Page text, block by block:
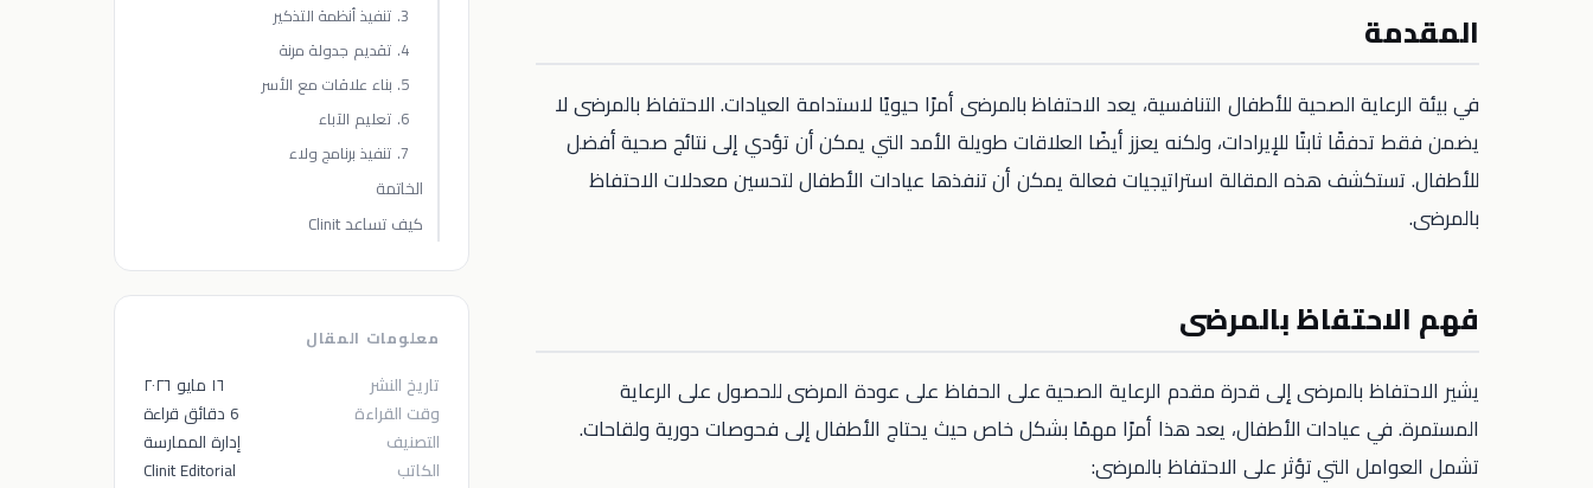
المقدمة
في بيئة الرعاية الصحية للأطفال التنافسية، يعد الاحتفاظ بالمرضى أمرًا حيويًا لاستدامة العيادات. الاحتفاظ بالمرضى لا
يضمن فقط تدفقًا ثابتًا للإيرادات، ولكنه يعزز أيضًا العلاقات طويلة الأمد التي يمكن أن تؤدي إلى نتائج صحية أفضل
للأطفال. تستكشف هذه المقالة استراتيجيات فعالة يمكن أن تنفذها عيادات الأطفال لتحسين معدلات الاحتفاظ
بالمرضى.
فهم الاحتفاظ بالمرضى
يشير الاحتفاظ بالمرضى إلى قدرة مقدم الرعاية الصحية على الحفاظ على عودة المرضى للحصول على الرعاية
المستمرة. في عيادات الأطفال، يعد هذا أمرًا مهمًا بشكل خاص حيث يحتاج الأطفال إلى فحوصات دورية ولقاحات.
تشمل العوامل التي تؤثر على الاحتفاظ بالمرضى:
3. تنفيذ أنظمة التذكير
4. تقديم جدولة مرنة
5. بناء علاقات مع الأسر
6. تعليم الآباء
7. تنفيذ برنامج ولاء
الخاتمة
كيف تساعد Clinit
معلومات المقال
تاريخ النشر
١٦ مايو ٢٠٢٦
وقت القراءة
6 دقائق قراءة
التصنيف
إدارة الممارسة
الكاتب
Clinit Editorial